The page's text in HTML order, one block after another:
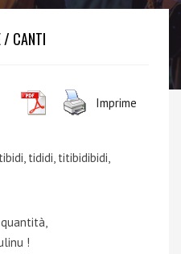
/ CANTI
Imprime
tididi, titibidibidi,
!